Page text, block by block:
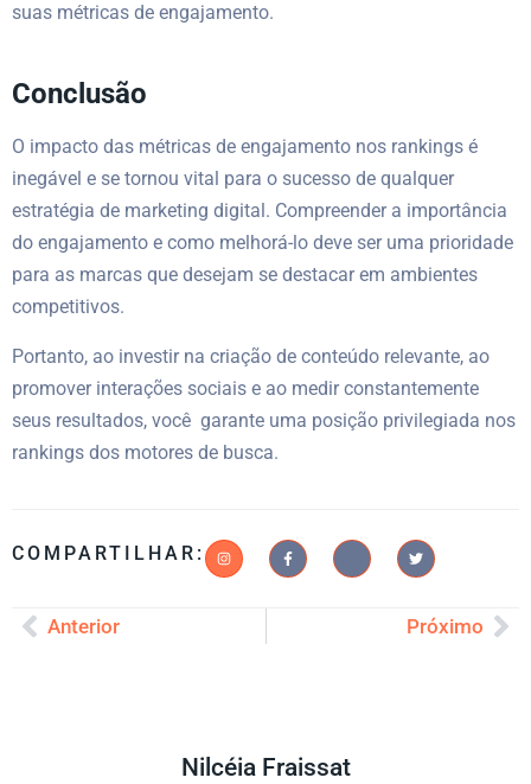
suas métricas de engajamento.
Conclusão
O impacto das métricas de engajamento nos rankings é
inegável e se tornou vital para o sucesso de qualquer
estratégia de marketing digital. Compreender a importância
do engajamento e como melhorá-lo deve ser uma prioridade
para as marcas que desejam se destacar em ambientes
competitivos.
Portanto, ao investir na criação de conteúdo relevante, ao
promover interações sociais e ao medir constantemente
seus resultados, você garante uma posição privilegiada nos
rankings dos motores de busca.
COMPARTILHAR:
Anterior Próximo
Nilcéia Fraissat